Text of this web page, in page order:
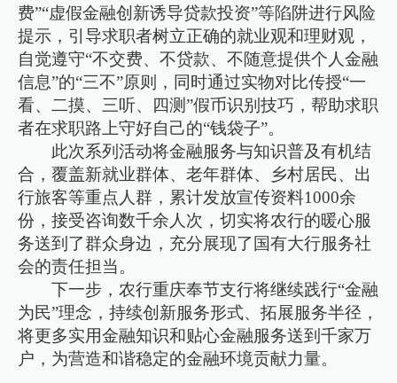
费”“虚假金融创新诱导贷款投资”等陷阱进行风险
提示，引导求职者树立正确的就业观和理财观，
自觉遵守“不交费、不贷款、不随意提供个人金融
信息”的“三不”原则，同时通过实物对比传授“一
看、二摸、三听、四测”假币识别技巧，帮助求职
者在求职路上守好自己的“钱袋子”。
此次系列活动将金融服务与知识普及有机结
合，覆盖新就业群体、老年群体、乡村居民、出
行旅客等重点人群，累计发放宣传资料1000余
份，接受咨询数千余人次，切实将农行的暖心服
务送到了群众身边，充分展现了国有大行服务社
会的责任担当。
下一步，农行重庆奉节支行将继续践行“金融
为民”理念，持续创新服务形式、拓展服务半径，
将更多实用金融知识和贴心金融服务送到千家万
户，为营造和谐稳定的金融环境贡献力量。